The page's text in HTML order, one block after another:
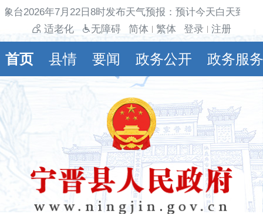
台2026年7月22日8时发布天气预报：预计今天白天到
适老化
无障碍 简体 繁体 登录 注册
首页 县情 要闻 政务公开 政务服务